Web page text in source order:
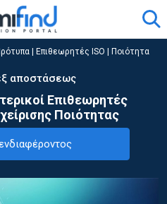
Επιθεωρητές ISO | Ποιότητα
αποστάσεως
Επιθεωρητές
Ποιότητας